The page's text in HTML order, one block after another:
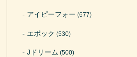
アイピーフォー (677)
エポック (530)
Jドリーム (500)